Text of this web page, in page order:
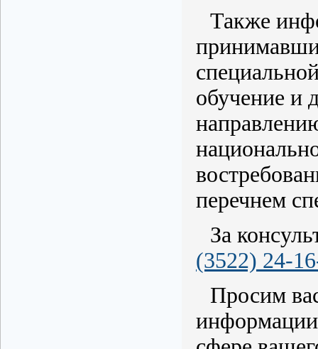
Также
обучение и
перечнем
За
(3522) 24-
Просим
информации